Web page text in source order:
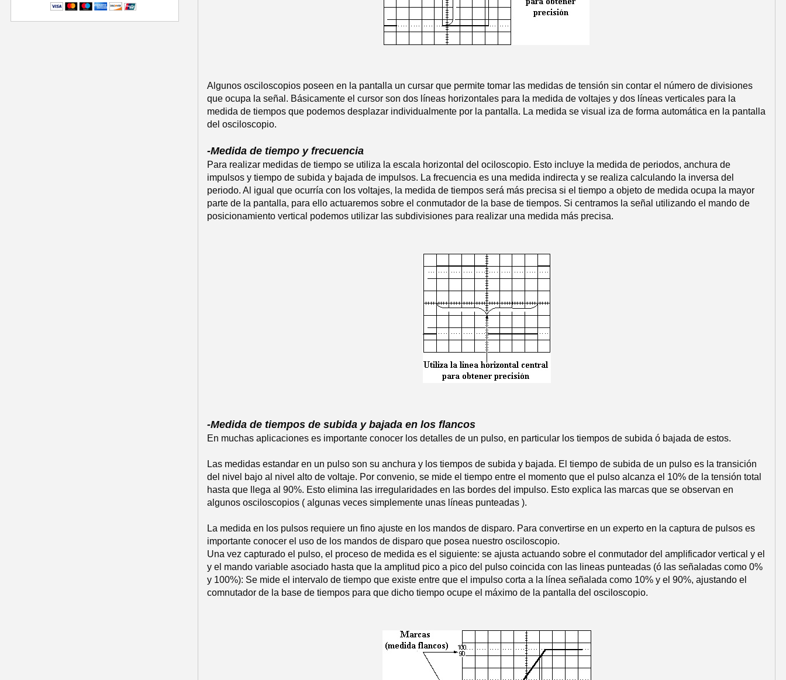
Algunos osciloscopios poseen en la pantalla un cursar que permite tomar las medidas de tensión sin contar el número de divisiones
que ocupa la señal. Básicamente el cursor son dos líneas horizontales para la medida de voltajes y dos líneas verticales para la
medida de tiempos que podemos desplazar individualmente por la pantalla. La medida se visual iza de forma automática en la pantalla
del osciloscopio.
-Medida de tiempo y frecuencia
Para realizar medidas de tiempo se utiliza la escala horizontal del ociloscopio. Esto incluye la medida de periodos, anchura de
impulsos y tiempo de subida y bajada de impulsos. La frecuencia es una medida indirecta y se realiza calculando la inversa del
periodo. Al igual que ocurría con los voltajes, la medida de tiempos será más precisa si el tiempo a objeto de medida ocupa la mayor
parte de la pantalla, para ello actuaremos sobre el conmutador de la base de tiempos. Si centramos la señal utilizando el mando de
posicionamiento vertical podemos utilizar las subdivisiones para realizar una medida más precisa.
-Medida de tiempos de subida y bajada en los flancos
En muchas aplicaciones es importante conocer los detalles de un pulso, en particular los tiempos de subida ó bajada de estos.
Las medidas estandar en un pulso son su anchura y los tiempos de subida y bajada. El tiempo de subida de un pulso es la transición
del nivel bajo al nivel alto de voltaje. Por convenio, se mide el tiempo entre el momento que el pulso alcanza el 10% de la tensión total
hasta que llega al 90%. Esto elimina las irregularidades en las bordes del impulso. Esto explica las marcas que se observan en
algunos osciloscopios ( algunas veces simplemente unas líneas punteadas ).
La medida en los pulsos requiere un fino ajuste en los mandos de disparo. Para convertirse en un experto en la captura de pulsos es
importante conocer el uso de los mandos de disparo que posea nuestro osciloscopio.
Una vez capturado el pulso, el proceso de medida es el siguiente: se ajusta actuando sobre el conmutador del amplificador vertical y el
y el mando variable asociado hasta que la amplitud pico a pico del pulso coincida con las lineas punteadas (ó las señaladas como 0%
y 100%): Se mide el intervalo de tiempo que existe entre que el impulso corta a la línea señalada como 10% y el 90%, ajustando el
comnutador de la base de tiempos para que dicho tiempo ocupe el máximo de la pantalla del osciloscopio.